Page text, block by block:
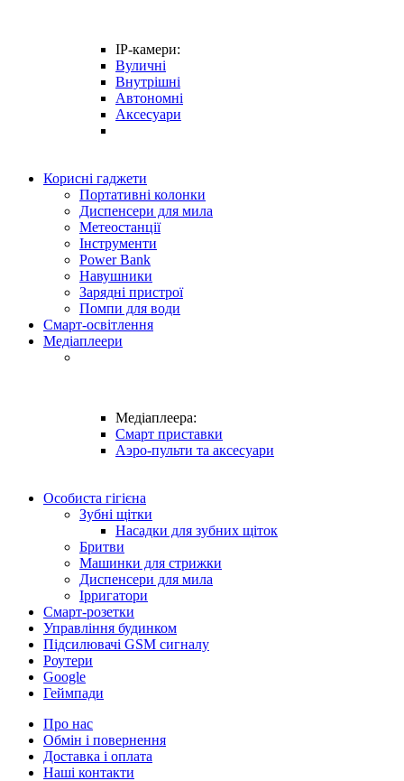
IP-камери:
Вуличні
Внутрішні
Автономні
Аксесуари
Корисні гаджети
Портативні колонки
Диспенсери для мила
Метеостанції
Інструменти
Power Bank
Навушники
Зарядні пристрої
Помпи для води
Смарт-освітлення
Медіаплеери
Медіаплеера:
Смарт приставки
Аэро-пульти та аксесуари
Особиста гігієна
Зубні щітки
Насадки для зубних щіток
Бритви
Машинки для стрижки
Диспенсери для мила
Ірригатори
Смарт-розетки
Управління будинком
Підсилювачі GSM сигналу
Роутери
Google
Геймпади
Про нас
Обмін і повернення
Доставка і оплата
Наші контакти